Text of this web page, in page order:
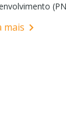
a história das
mais